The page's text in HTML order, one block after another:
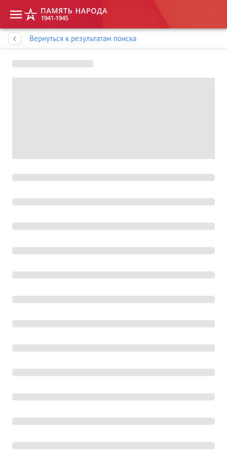
Вернуться к результатам поиска
Память народа